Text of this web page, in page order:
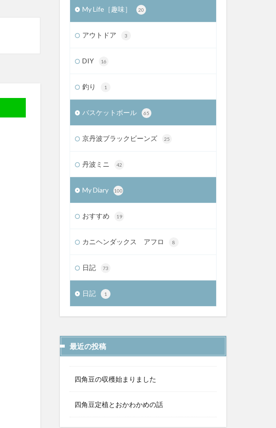
My Life［趣味］ 20
アウトドア 3
DIY 16
釣り 1
バスケットボール 65
京丹波ブラックビーンズ 25
丹波ミニ 42
My Diary 100
おすすめ 19
カニヘンダックス アフロ 8
日記 73
日記 1
最近の投稿
四角豆の収穫始まりました
四角豆定植とおかわかめの話